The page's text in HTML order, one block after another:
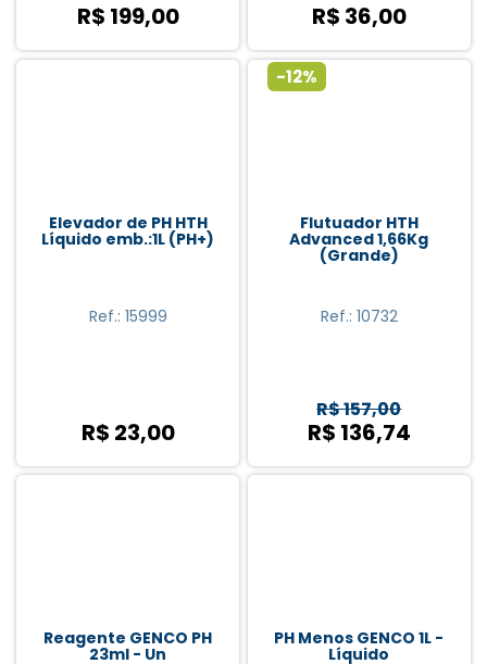
Clor-In (1)
Genco (19)
Netuno (17)
R$ 199,00 R$ 36,00
Elevador de PH HTH
Líquido emb.:1L (PH+)
Ref.: 15999
R$ 23,00
-12%
Flutuador HTH
Advanced 1,66Kg
(Grande)
Ref.: 10732
R$ 157,00
R$ 136,74
Reagente GENCO PH
23ml - Un
PH Menos GENCO 1L -
Líquido